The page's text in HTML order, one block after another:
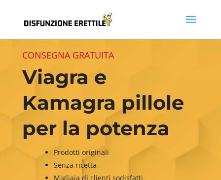
CONSEGNA GRATUITA
Viagra e
Kamagra pillole
per la potenza
Prodotti originali
Senza ricetta
Migliaia di clienti sodisfatti